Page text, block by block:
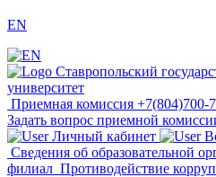
EN
Ставропольский
университет
Приемная комиссия +7(804)700-
Задать вопрос приемной
Личный кабинет
Сведения об образовательной
филиал Противодействие